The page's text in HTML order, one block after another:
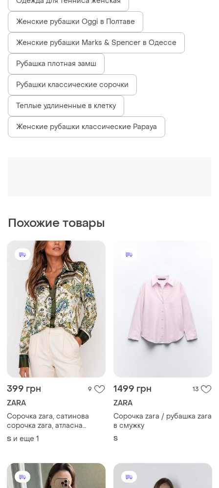
Женские рубашки Oggi в Полтаве
Женские рубашки Marks & Spencer в Одессе
Рубашка плотная замш
Рубашки классические сорочки
Теплые удлиненные в клетку
Женские рубашки классические Papaya
399 грн 9
ZARA
Сорочка zara, сатинова
сорочка zara, атласна
сорочка zara
и еще 1
1499 грн 13
ZARA